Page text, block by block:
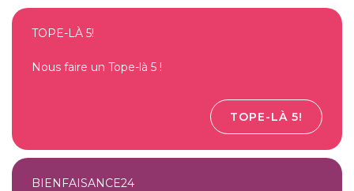
TOPE-LÀ 5!
Nous faire un Tope-là 5 !
TOPE-LÀ 5!
BIENFAISANCE24